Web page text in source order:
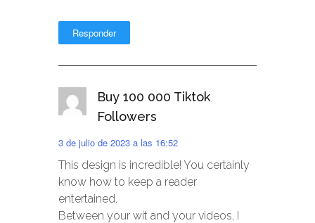
Responder
Buy 100 000 Tiktok
Followers
3 de julio de 2023 a las 16:52
This design is incredible! You certainly
know how to keep a reader
entertained.
Between your wit and your videos, I